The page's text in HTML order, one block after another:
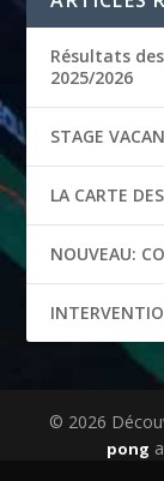
Résultats
2025/2026
STAGE
LA CARTE
NOUVEAU:
© 2026
pong